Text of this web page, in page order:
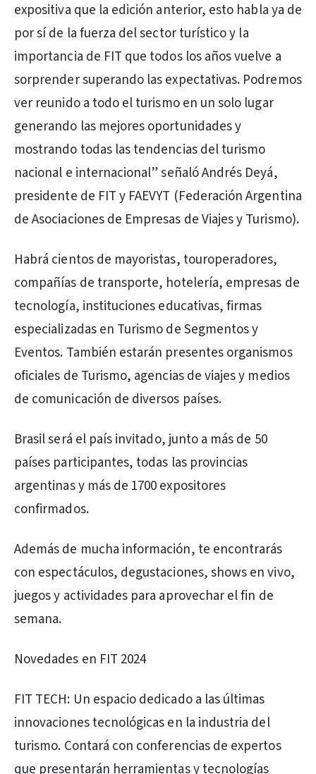
expositiva que la edición anterior, esto habla ya de
por sí de la fuerza del sector turístico y la
importancia de FIT que todos los años vuelve a
sorprender superando las expectativas. Podremos
ver reunido a todo el turismo en un solo lugar
generando las mejores oportunidades y
mostrando todas las tendencias del turismo
nacional e internacional” señaló Andrés Deyá,
presidente de FIT y FAEVYT (Federación Argentina
de Asociaciones de Empresas de Viajes y Turismo).
Habrá cientos de mayoristas, touroperadores,
compañías de transporte, hotelería, empresas de
tecnología, instituciones educativas, firmas
especializadas en Turismo de Segmentos y
Eventos. También estarán presentes organismos
oficiales de Turismo, agencias de viajes y medios
de comunicación de diversos países.
Brasil será el país invitado, junto a más de 50
países participantes, todas las provincias
argentinas y más de 1700 expositores
confirmados.
Además de mucha información, te encontrarás
con espectáculos, degustaciones, shows en vivo,
juegos y actividades para aprovechar el fin de
semana.
Novedades en FIT 2024
FIT TECH: Un espacio dedicado a las últimas
innovaciones tecnológicas en la industria del
turismo. Contará con conferencias de expertos
que presentarán herramientas y tecnologías